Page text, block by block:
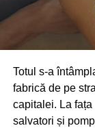
Totul s-a
fabrică de pe
capitalei. La
salvatori și